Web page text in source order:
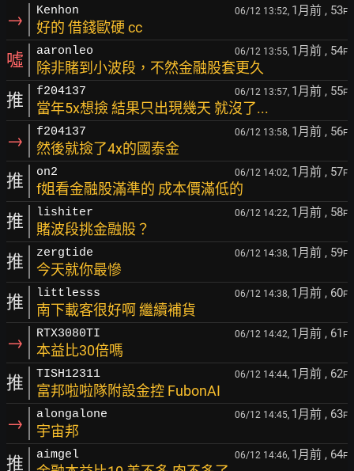
→ Kenhon 06/12 13:52, 1月前 , 53F
好的 借錢歐硬 cc
噓 aaronleo 06/12 13:55, 1月前 , 54F
除非賭到小波段，不然金融股套更久
推 f204137 06/12 13:57, 1月前 , 55F
當年5x想撿 結果只出現幾天 就沒了...
→ f204137 06/12 13:58, 1月前 , 56F
然後就撿了4x的國泰金
推 on2 06/12 14:02, 1月前 , 57F
f姐看金融股滿準的 成本價滿低的
推 lishiter 06/12 14:22, 1月前 , 58F
賭波段挑金融股？
推 zergtide 06/12 14:38, 1月前 , 59F
今天就你最慘
推 littlesss 06/12 14:38, 1月前 , 60F
南下載客很好啊 繼續補貨
→ RTX3080TI 06/12 14:42, 1月前 , 61 F
本益比30倍嗎
推 TISH12311 06/12 14:44, 1月前 , 62F
富邦啦啦隊附設金控 FubonAI
→ alongalone 06/12 14:45, 1月前 , 63F
宇宙邦
推 aimgel 06/12 14:46, 1月前 , 64F